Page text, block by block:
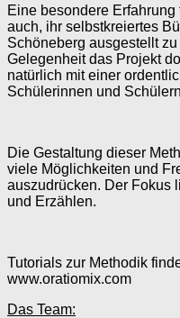
Eine besondere
auch, ihr selbstkreiertes
Schöneberg ausgestellt
Gelegenheit das Projekt
natürlich mit einer
Schülerinnen und
Die Gestaltung dieser
viele Möglichkeiten und
auszudrücken. Der Fokus
und Erzählen.
Tutorials zur Methodik
www.oratiomix.com
Das Team: